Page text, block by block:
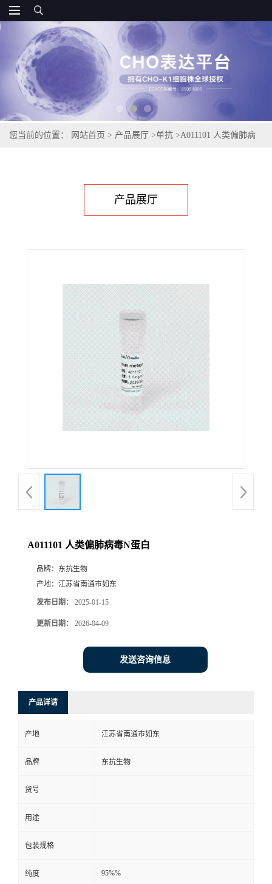
您当前的位置： 网站首页 > 产品展厅 >单抗 >A011101 人类偏肺病
产品展厅
A011101 人类偏肺病毒N蛋白
品牌： 东抗生物
产地： 江苏省南通市如东
发布日期： 2025-01-15
更新日期： 2026-04-09
发送咨询信息
产品详请
产地 江苏省南通市如东
品牌 东抗生物
货号
用途
包装规格
纯度 95%%